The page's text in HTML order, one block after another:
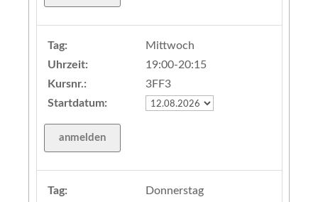
Tag:
Mittwoch
Uhrzeit:
19:00-20:15
Kursnr.:
3FF3
Startdatum:
Tag:
Donnerstag